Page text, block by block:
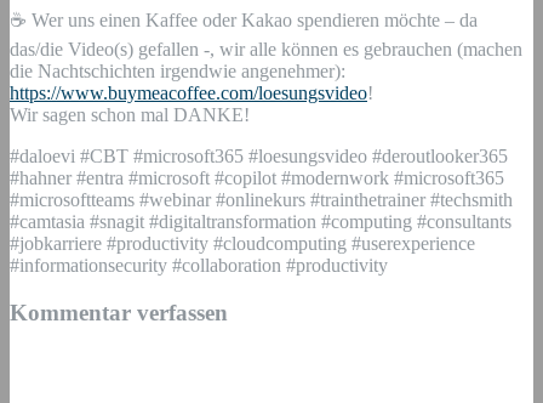
☕ Wer uns einen Kaffee oder Kakao spendieren möchte – da
das/die Video(s) gefallen -, wir alle können es gebrauchen (machen
die Nachtschichten irgendwie angenehmer):
https://www.buymeacoffee.com/loesungsvideo!
Wir sagen schon mal DANKE!
#daloevi #CBT #microsoft365 #loesungsvideo #deroutlooker365
#hahner #entra #microsoft #copilot #modernwork #microsoft365
#microsoftteams #webinar #onlinekurs #trainthetrainer #techsmith
#camtasia #snagit #digitaltransformation #computing #consultants
#jobkarriere #productivity #cloudcomputing #userexperience
#informationsecurity #collaboration #productivity
Kommentar verfassen